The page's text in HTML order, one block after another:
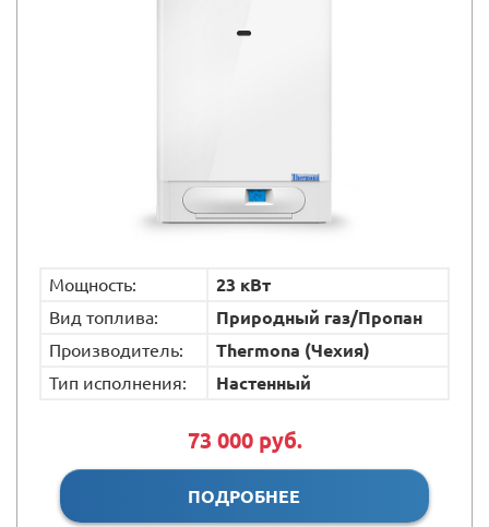
Мощность:
23 кВт
Вид топлива:
Природный газ/Пропан
Производитель:
Thermona (Чехия)
Тип исполнения:
Настенный
73 000 руб.
ПОДРОБНЕЕ